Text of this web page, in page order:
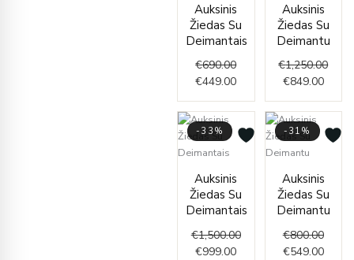
Auksinis
Žiedas Su
Deimantais
€690.00
price
was:
€690.00.
€449.00
price
is:
€449.00.
Auksinis
Žiedas Su
Deimantu
€1,250.00
was:
€849.00
price
is:
-33%
Auksinis
Žiedas Su
Deimantais
€1,500.00
was:
€1,500.00.
€999.00
price
is:
€999.00.
-31%
Auksinis
Žiedas Su
Deimantu
€800.00
price
was:
€549.00
price
is: